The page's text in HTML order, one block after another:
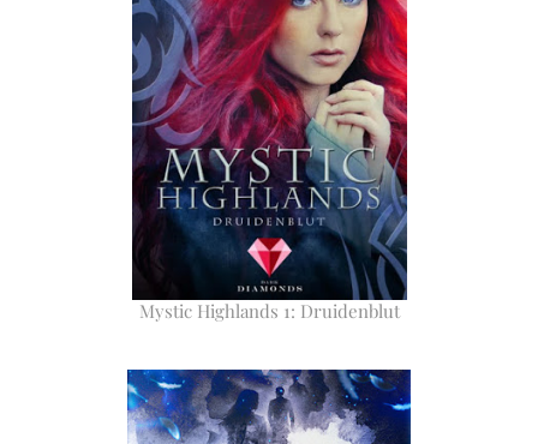
Mystic Highlands 1: Druidenblut